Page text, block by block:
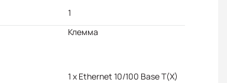
1
Клемма
1 x Ethernet 10/100 Base T(X)